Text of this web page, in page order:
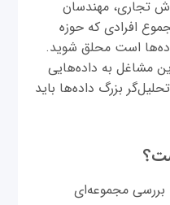
تجاری، مهندسان
افرادی که حوزه
است محلق شوید.
مشاغل به داده‌هایی
بزرگ‌ داده‌ها باید
بررسی مجموعه‌ای